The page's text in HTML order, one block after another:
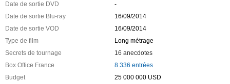
Date de sortie DVD
-
Date de sortie Blu-ray
16/09/2014
Date de sortie VOD
16/09/2014
Type de film
Long métrage
Secrets de tournage
16 anecdotes
Box Office France
8 336 entrées
Budget
25 000 000 USD